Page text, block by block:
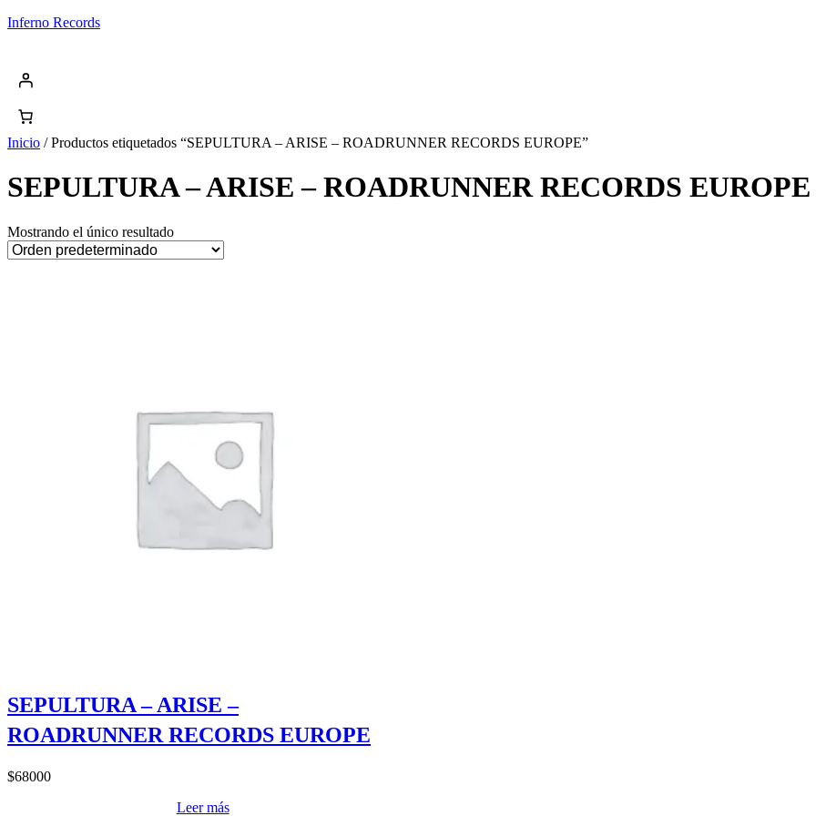
Saltar
Inferno Records
Inicio / Productos etiquetados “SEPULTURA – ARISE – ROADRUNNER RECORDS EUROPE”
SEPULTURA – ARISE – ROADRUNNER RECORDS EUROPE
Mostrando el único resultado
SEPULTURA – ARISE –
ROADRUNNER RECORDS EUROPE
$68000
Leer más